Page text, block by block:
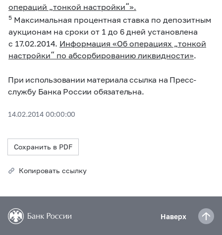
операций „тонкой настройки“».
5 Максимальная процентная ставка по депозитным
аукционам на сроки от 1 до 6 дней установлена
с 17.02.2014. Информация «Об операциях „тонкой
настройки“ по абсорбированию ликвидности».
При использовании материала ссылка на Пресс-
службу Банка России обязательна.
14.02.2014 00:00:00
Сохранить в PDF
Копировать ссылку
Наверх